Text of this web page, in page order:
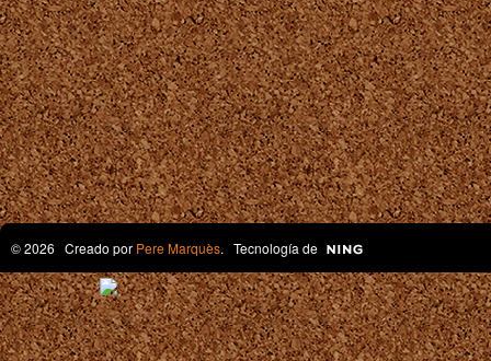
© 2026 Creado por Pere Marquès. Tecnología de